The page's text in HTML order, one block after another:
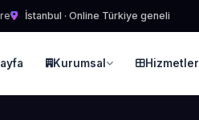
İstanbul · Online Türkiye geneli
Kurumsal Hizmetler